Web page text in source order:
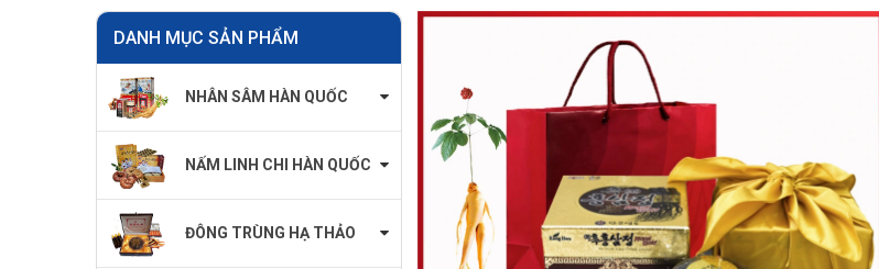
DANH MỤC SẢN PHẨM
NHÂN SÂM HÀN QUỐC
NẤM LINH CHI HÀN QUỐC
ĐÔNG TRÙNG HẠ THẢO